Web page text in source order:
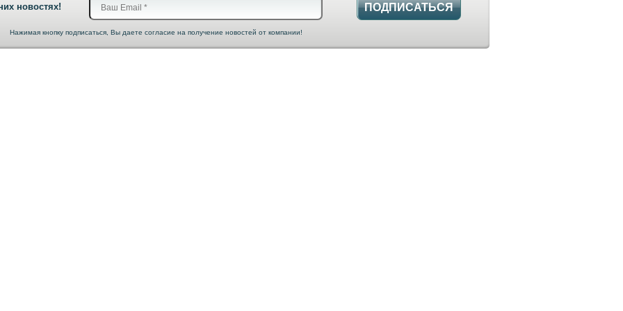
новостях! ПОДПИСАТЬСЯ
Нажимая кнопку подписаться, Вы даете согласие на получение новостей от компании!